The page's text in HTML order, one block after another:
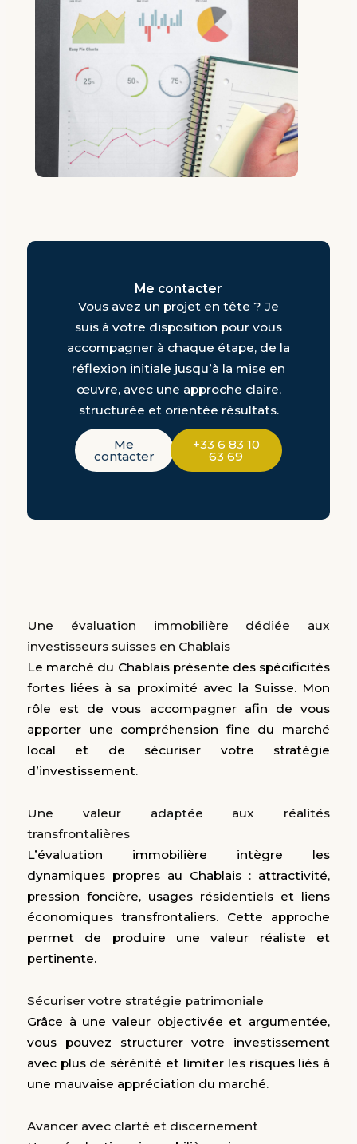
Me contacter
Vous avez un projet en tête ? Je
suis à votre disposition pour vous
accompagner à chaque étape, de la
réflexion initiale jusqu’à la mise en
œuvre, avec une approche claire,
structurée et orientée résultats.
Me
contacter
+33 6 83 10
63 69
Une évaluation immobilière dédiée aux
investisseurs suisses en Chablais
Le marché du Chablais présente des spécificités
fortes liées à sa proximité avec la Suisse. Mon
rôle est de vous accompagner afin de vous
apporter une compréhension fine du marché
local et de sécuriser votre stratégie
d’investissement.
Une valeur adaptée aux réalités
transfrontalières
L’évaluation immobilière intègre les
dynamiques propres au Chablais : attractivité,
pression foncière, usages résidentiels et liens
économiques transfrontaliers. Cette approche
permet de produire une valeur réaliste et
pertinente.
Sécuriser votre stratégie patrimoniale
Grâce à une valeur objectivée et argumentée,
vous pouvez structurer votre investissement
avec plus de sérénité et limiter les risques liés à
une mauvaise appréciation du marché.
Avancer avec clarté et discernement